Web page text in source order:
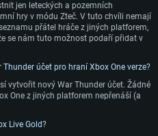
Radeon 77XX / NVIDIA GeForce
hry je 720p
nebo srovnatelně výkonnou kartu
rozlišení hry je 720p v
proprietárními ovladači (ne
AMD s nejnovějšími
půl roku); minimální podporované
jen leteckých a pozemních
hry v módu Zteč. V tuto chvíli nemají
přátel hráče z jiných platforem,
se nám tuto možnost podaří přidat v
účet pro hraní Xbox One verze?
vytvořit nový War Thunder účet. Žádné
One z jiných platforem nepřenáší (a
Live Gold?